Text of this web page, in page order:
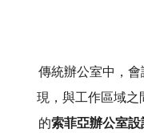
傳統辦公室中，
現，與工作區域
的索菲亞辦公室設